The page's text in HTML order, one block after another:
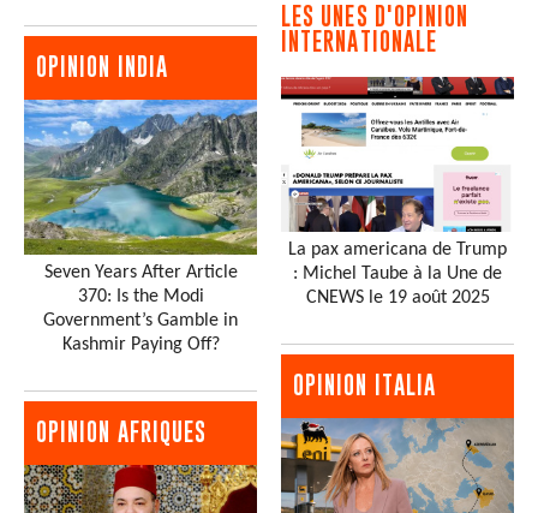
OPINION INDIA
Seven Years After Article
370: Is the Modi
Government’s Gamble in
Kashmir Paying Off?
OPINION AFRIQUES
LES UNES D'OPINION
INTERNATIONALE
La pax americana de Trump
: Michel Taube à la Une de
CNEWS le 19 août 2025
OPINION ITALIA